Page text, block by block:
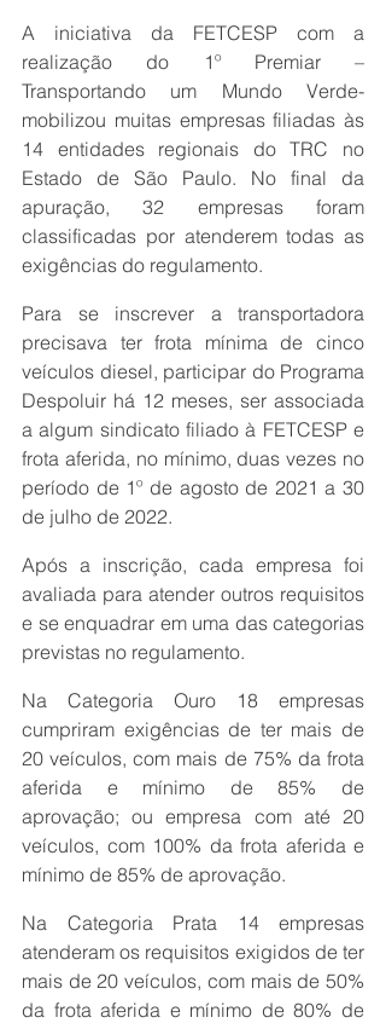
A iniciativa da FETCESP com a
realização do 1º Premiar –
Transportando um Mundo Verde-
mobilizou muitas empresas filiadas às
14 entidades regionais do TRC no
Estado de São Paulo. No final da
apuração, 32 empresas foram
classificadas por atenderem todas as
exigências do regulamento.
Para se inscrever a transportadora
precisava ter frota mínima de cinco
veículos diesel, participar do Programa
Despoluir há 12 meses, ser associada
a algum sindicato filiado à FETCESP e
frota aferida, no mínimo, duas vezes no
período de 1º de agosto de 2021 a 30
de julho de 2022.
Após a inscrição, cada empresa foi
avaliada para atender outros requisitos
e se enquadrar em uma das categorias
previstas no regulamento.
Na Categoria Ouro 18 empresas
cumpriram exigências de ter mais de
20 veículos, com mais de 75% da frota
aferida e mínimo de 85% de
aprovação; ou empresa com até 20
veículos, com 100% da frota aferida e
mínimo de 85% de aprovação.
Na Categoria Prata 14 empresas
atenderam os requisitos exigidos de ter
mais de 20 veículos, com mais de 50%
da frota aferida e mínimo de 80% de